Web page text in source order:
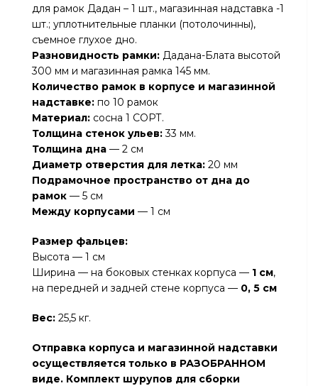
для рамок Дадан – 1 шт., магазинная надставка -1
шт.; уплотнительные планки (потолочинны),
съемное глухое дно.
Разновидность рамки: Дадана-Блата высотой
300 мм и магазинная рамка 145 мм.
Количество рамок в корпусе и магазинной
надставке: по 10 рамок
Материал: сосна 1 СОРТ.
Толщина стенок ульев:33 мм.
Толщина дна — 2 см
Диаметр отверстия для летка: 20 мм
Подрамочное пространство от дна до
рамок — 5 см
Между корпусами — 1 см
Размер фальцев:
Высота — 1 см
Ширина — на боковых стенках корпуса — 1 см,
на передней и задней стене корпуса — 0, 5 см
Вес: 25,5 кг.
Отправка корпуса и магазинной надставки
осуществляется только в РАЗОБРАННОМ
виде. Комплект шурупов для сборки